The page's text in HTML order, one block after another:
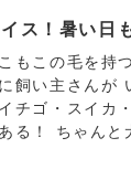
ス！暑い日
もこの毛を持
飼い主さんが
チゴ・スイカ
る！ ちゃんと